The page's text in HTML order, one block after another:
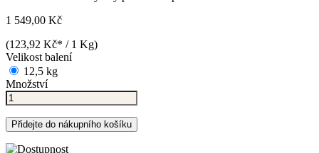
1 549,00 Kč
(123,92 Kč* / 1 Kg)
Velikost balení
12,5 kg
Množství
Přidejte do nákupního košíku